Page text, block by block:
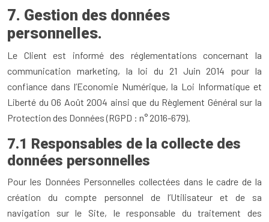
7. Gestion des données
personnelles.
Le Client est informé des réglementations concernant la
communication marketing, la loi du 21 Juin 2014 pour la
confiance dans l’Economie Numérique, la Loi Informatique et
Liberté du 06 Août 2004 ainsi que du Règlement Général sur la
Protection des Données (RGPD : n° 2016-679).
7.1 Responsables de la collecte des
données personnelles
Pour les Données Personnelles collectées dans le cadre de la
création du compte personnel de l’Utilisateur et de sa
navigation sur le Site, le responsable du traitement des